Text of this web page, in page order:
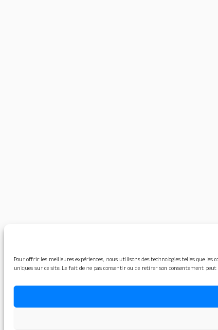
Pour offrir les meilleures expériences, nous utilisons des technologies telles que
uniques sur ce site. Le fait de ne pas consentir ou de retirer son consentement